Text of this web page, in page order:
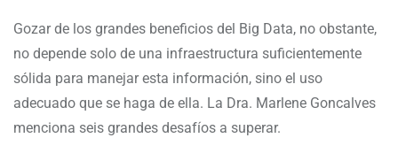
Gozar de los grandes beneficios del Big Data, no obstante,
no depende solo de una infraestructura suficientemente
sólida para manejar esta información, sino el uso
adecuado que se haga de ella. La Dra. Marlene Goncalves
menciona seis grandes desafíos a superar.